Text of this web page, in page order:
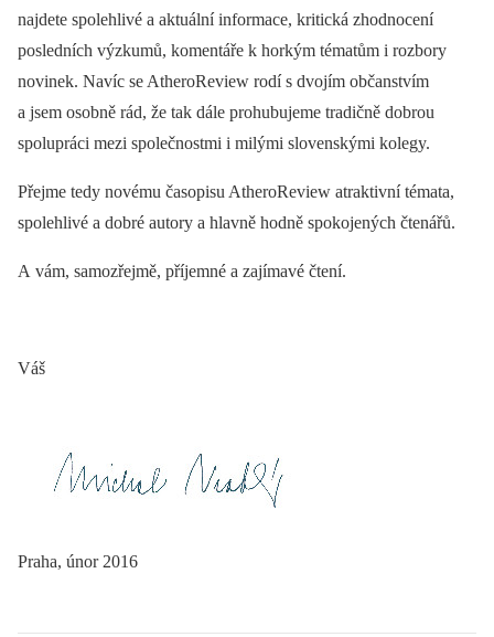
najdete spolehlivé a aktuální informace, kritická zhodnocení
posledních výzkumů, komentáře k horkým tématům i rozbory
novinek. Navíc se AtheroReview rodí s dvojím občanstvím
a jsem osobně rád, že tak dále prohubujeme tradičně dobrou
spolupráci mezi společnostmi i milými slovenskými kolegy.
Přejme tedy novému časopisu AtheroReview atraktivní témata,
spolehlivé a dobré autory a hlavně hodně spokojených čtenářů.
A vám, samozřejmě, příjemné a zajímavé čtení.
Váš
Praha, únor 2016